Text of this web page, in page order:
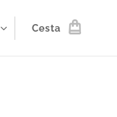
Cesta